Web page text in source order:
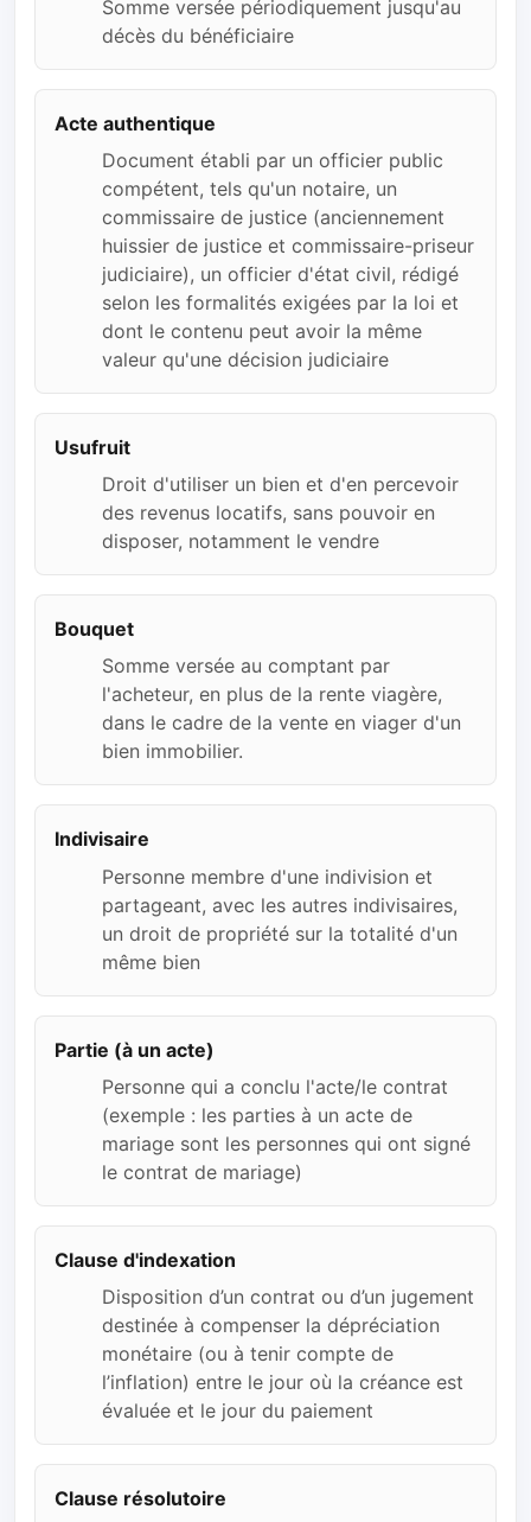
Somme versée périodiquement jusqu'au
décès du bénéficiaire
Acte authentique
Document établi par un officier public
compétent, tels qu'un notaire, un
commissaire de justice (anciennement
huissier de justice et commissaire-priseur
judiciaire), un officier d'état civil, rédigé
selon les formalités exigées par la loi et
dont le contenu peut avoir la même
valeur qu'une décision judiciaire
Usufruit
Droit d'utiliser un bien et d'en percevoir
des revenus locatifs, sans pouvoir en
disposer, notamment le vendre
Bouquet
Somme versée au comptant par
l'acheteur, en plus de la rente viagère,
dans le cadre de la vente en viager d'un
bien immobilier.
Indivisaire
Personne membre d'une indivision et
partageant, avec les autres indivisaires,
un droit de propriété sur la totalité d'un
même bien
Partie (à un acte)
Personne qui a conclu l'acte/le contrat
(exemple : les parties à un acte de
mariage sont les personnes qui ont signé
le contrat de mariage)
Clause d'indexation
Disposition d’un contrat ou d’un jugement
destinée à compenser la dépréciation
monétaire (ou à tenir compte de
l’inflation) entre le jour où la créance est
évaluée et le jour du paiement
Clause résolutoire